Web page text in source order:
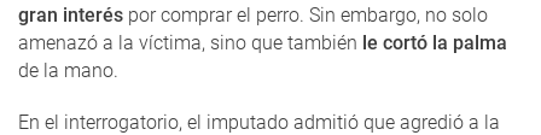
gran interés por comprar el perro. Sin embargo, no solo
amenazó a la víctima, sino que también le cortó la palma
de la mano.
En el interrogatorio, el imputado admitió que agredió a la